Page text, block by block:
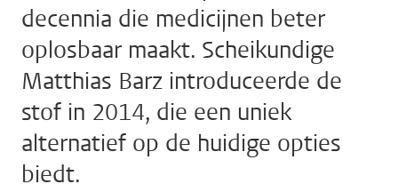
decennia die medicijnen beter
oplosbaar maakt. Scheikundige
Matthias Barz introduceerde de
stof in 2014, die een uniek
alternatief op de huidige opties
biedt.